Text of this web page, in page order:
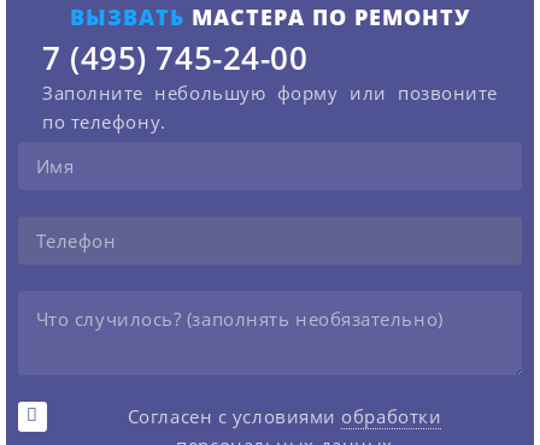
ВЫЗВАТЬ МАСТЕРА ПО РЕМОНТУ
7 (495) 745-24-00
Заполните небольшую форму или позвоните
по телефону.
Согласен с условиями обработки